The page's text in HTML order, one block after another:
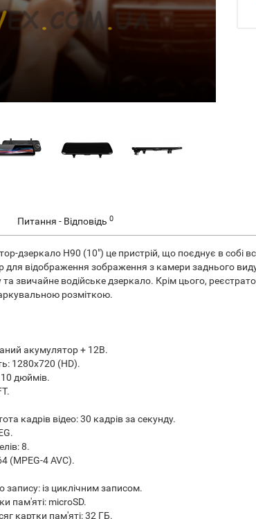
Питання - Відповідь0
дзеркало H90 (10") це пристрій, що поєднує в собі
для відображення зображення з камери заднього
звичайне водійське дзеркало. Крім цього,
розміткою.
акумулятор + 12В.
1280x720 (HD).
дюймів.
кадрів відео: 30 кадрів за секунду.
8.
(MPEG-4 AVC).
запису: із циклічним записом.
пам'яті: microSD.
картки пам'яті: 32 ГБ.